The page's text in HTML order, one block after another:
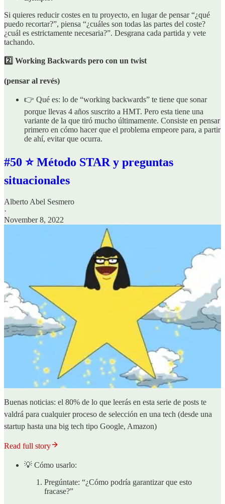
Si quieres reducir costes en tu proyecto, en lugar de pensar “¿qué
puedo recortar?”, piensa “¿cuáles son todas las partes del coste?
¿cuál es estrictamente necesaria?”. Desgrana cada partida y vete
tachando.
2️⃣ Working Backwards pero con un twist
(pensar al revés)
👉 Qué es: lo de “working backwards” te tiene que sonar
porque llevas 4 años suscrito a HMT. Pero esta tiene una
variante de la que tiró mucho últimamente. Consiste en pensar
primero en cómo hacer que el problema empeore para, a partir
de ahí, evitar que ocurra.
#50 ⭐ Método STAR y preguntas
situacionales
Alberto Abel Sesmero
·
November 8, 2022
Buenas noticias: el 80% de lo que leerás en esta serie de posts te
valdrá para cualquier proceso de selección en una tech (desde una
startup hasta una big tech tipo Google, Amazon)
Read full story
💡 Cómo usarlo:
Pregúntate: “¿Cómo podría garantizar que esto
fracase?”